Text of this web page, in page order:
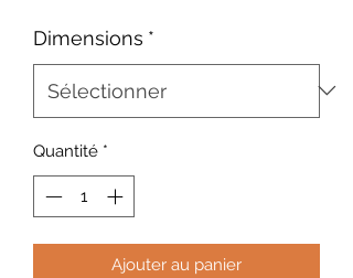
Dimensions *
Quantité *
Ajouter au panier